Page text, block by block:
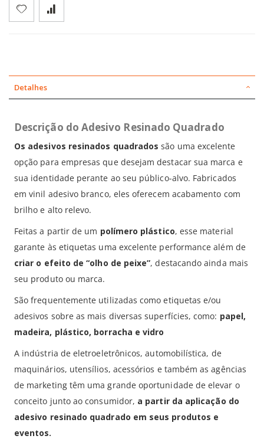
Detalhes
Descrição do Adesivo Resinado Quadrado
Os adesivos resinados quadrados são uma excelente
opção para empresas que desejam destacar sua marca e
sua identidade perante ao seu público-alvo. Fabricados
em vinil adesivo branco, eles oferecem acabamento com
brilho e alto relevo.
Feitas a partir de um polímero plástico, esse material
garante às etiquetas uma excelente performance além de
criar o efeito de “olho de peixe”, destacando ainda mais
seu produto ou marca.
São frequentemente utilizadas como etiquetas e/ou
adesivos sobre as mais diversas superfícies, como: papel,
madeira, plástico, borracha e vidro
A indústria de eletroeletrônicos, automobilística, de
maquinários, utensílios, acessórios e também as agências
de marketing têm uma grande oportunidade de elevar o
conceito junto ao consumidor, a partir da aplicação do
adesivo resinado quadrado em seus produtos e
eventos.